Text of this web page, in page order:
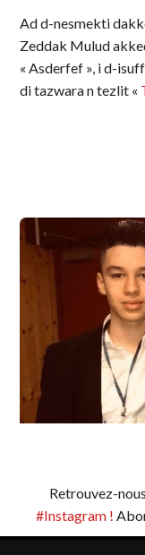
Ad d-nesmekti
Zeddak Mulud
« Asderfef », i d-
di tazwara n tezlit «
Retrouvez-
#Instagram !